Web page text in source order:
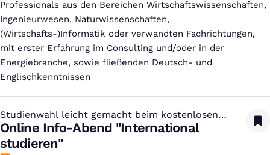
Professionals aus den Bereichen Wirtschaftswissenschaften,
Ingenieurwesen, Naturwissenschaften,
(Wirtschafts-)Informatik oder verwandten Fachrichtungen,
mit erster Erfahrung im Consulting und/oder in der
Energiebranche, sowie fließenden Deutsch- und
Englischkenntnissen
Studienwahl leicht gemacht beim kostenlosen
Studien-Infotag
:
Online Info-Abend "International
studieren"